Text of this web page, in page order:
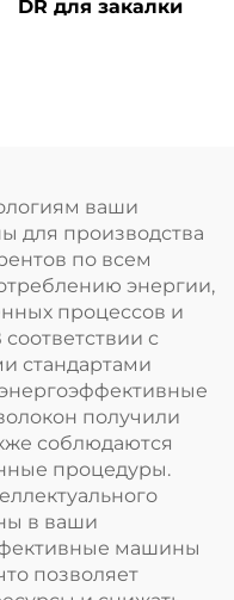
DR для закалки
ваши
для производства
по всем
энергии,
процессов и
с
стандартами
получили
соблюдаются
процедуры.
в ваши
машины
позволяет